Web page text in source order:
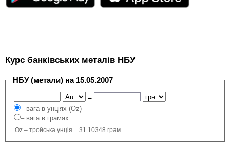
Курс банківських металів НБУ
НБУ (метали) на 15.05.2007
=
– вага в унціях (Oz)
– вага в грамах
Oz – тройська унція = 31.10348 грам